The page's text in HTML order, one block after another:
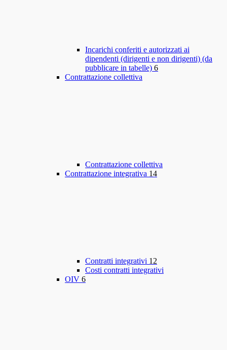
Incarichi conferiti e autorizzati ai
dipendenti (dirigenti e non dirigenti) (da
pubblicare in tabelle) 6
Contrattazione collettiva
Contrattazione collettiva
Contrattazione integrativa 14
Contratti integrativi 12
Costi contratti integrativi
OIV 6